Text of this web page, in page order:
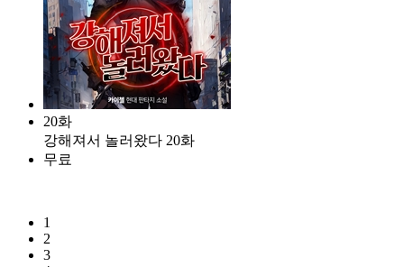
20화
강해져서 놀러왔다 20화
무료
1
2
3